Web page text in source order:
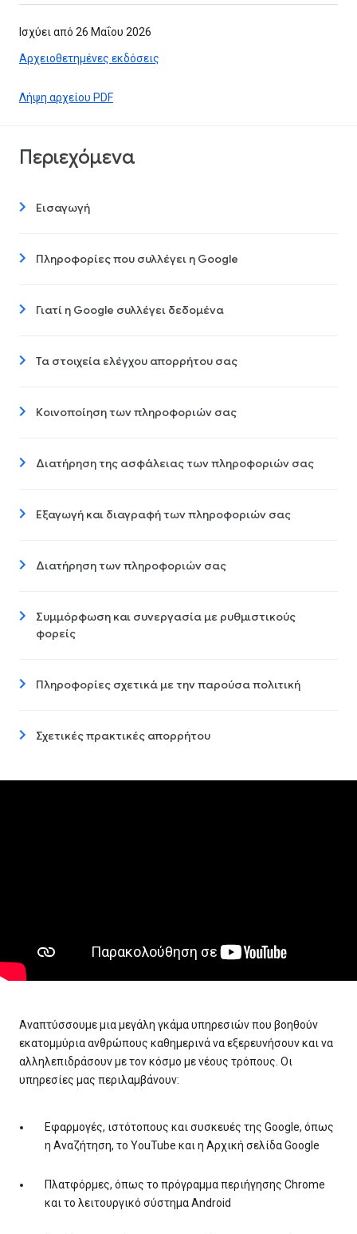
Ισχύει από 26 Μαΐου 2026
Αρχειοθετημένες εκδόσεις
Λήψη αρχείου PDF
Περιεχόμενα
Εισαγωγή
Πληροφορίες που συλλέγει η Google
Γιατί η Google συλλέγει δεδομένα
Τα στοιχεία ελέγχου απορρήτου σας
Κοινοποίηση των πληροφοριών σας
Διατήρηση της ασφάλειας των πληροφοριών σας
Εξαγωγή και διαγραφή των πληροφοριών σας
Διατήρηση των πληροφοριών σας
Συμμόρφωση και συνεργασία με ρυθμιστικούς
φορείς
Πληροφορίες σχετικά με την παρούσα πολιτική
Σχετικές πρακτικές απορρήτου
Αναπτύσσουμε μια μεγάλη γκάμα υπηρεσιών που βοηθούν
εκατομμύρια ανθρώπους καθημερινά να εξερευνήσουν και να
αλληλεπιδράσουν με τον κόσμο με νέους τρόπους. Οι
υπηρεσίες μας περιλαμβάνουν:
Εφαρμογές, ιστότοπους και συσκευές της Google, όπως
η Αναζήτηση, το YouTube και η Αρχική σελίδα Google
Πλατφόρμες, όπως το πρόγραμμα περιήγησης Chrome
και το λειτουργικό σύστημα Android